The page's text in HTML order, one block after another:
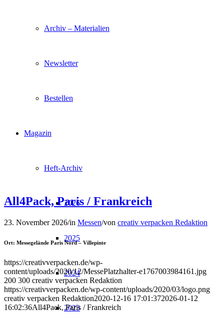
Archiv – Materialien
Newsletter
Bestellen
Magazin
Heft-Archiv
2026
2025
2024
2023
All4Pack, Paris / Frankreich
23. November 2026/in Messen/von creativ verpacken Redaktion
Ort: Messegelände Paris Nord – Villepinte
https://creativverpacken.de/wp-
content/uploads/2020/12/MessePlatzhalter-e1767003984161.jpg
200 300 creativ verpacken Redaktion
https://creativverpacken.de/wp-content/uploads/2020/03/logo.png
creativ verpacken Redaktion2020-12-16 17:01:372026-01-12
16:02:36All4Pack, Paris / Frankreich